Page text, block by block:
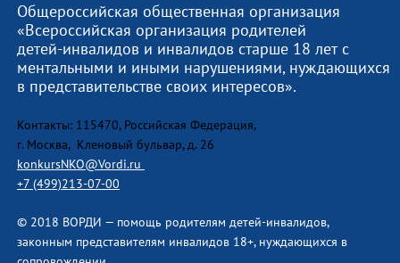
Общероссийская общественная организация
«Всероссийская организация родителей
детей-инвалидов и инвалидов старше 18 лет с
ментальными и иными нарушениями, нуждающихся
в представительстве своих интересов».
Контакты: 115470, Российская Федерация,
г. Москва, Кленовый бульвар, д. 26
konkursNKO@Vordi.ru
+7 (499)213-07-00
© 2018 ВОРДИ — помощь родителям детей-инвалидов,
законным представителям инвалидов 18+, нуждающихся в